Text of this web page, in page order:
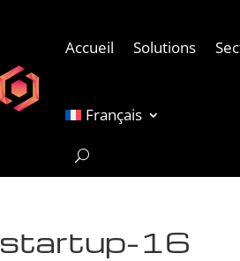
Accueil Solutions
Français
startup-16